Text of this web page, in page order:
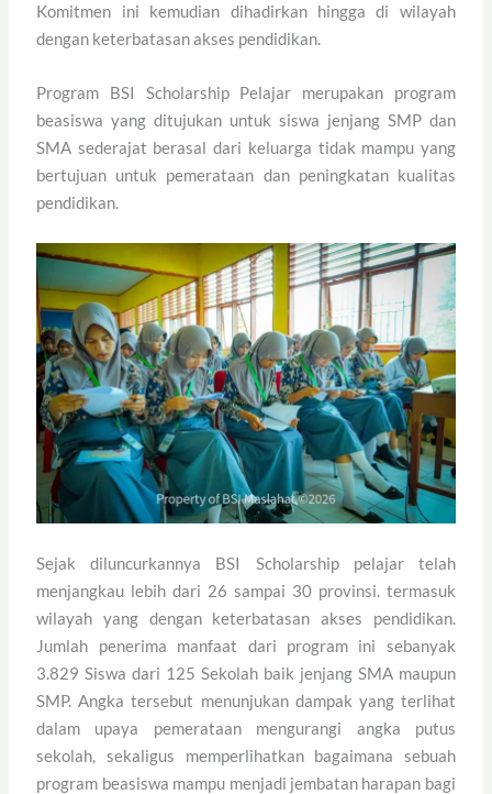
Komitmen ini kemudian dihadirkan hingga di wilayah
dengan keterbatasan akses pendidikan.
Program BSI Scholarship Pelajar merupakan program
beasiswa yang ditujukan untuk siswa jenjang SMP dan
SMA sederajat berasal dari keluarga tidak mampu yang
bertujuan untuk pemerataan dan peningkatan kualitas
pendidikan.
Sejak diluncurkannya BSI Scholarship pelajar telah
menjangkau lebih dari 26 sampai 30 provinsi. termasuk
wilayah yang dengan keterbatasan akses pendidikan.
Jumlah penerima manfaat dari program ini sebanyak
3.829 Siswa dari 125 Sekolah baik jenjang SMA maupun
SMP. Angka tersebut menunjukan dampak yang terlihat
dalam upaya pemerataan mengurangi angka putus
sekolah, sekaligus memperlihatkan bagaimana sebuah
program beasiswa mampu menjadi jembatan harapan bagi